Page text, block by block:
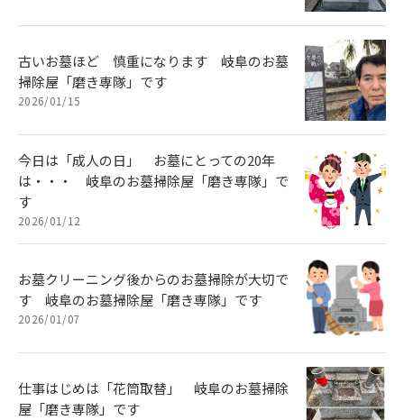
古いお墓ほど 慎重になります 岐阜のお墓
掃除屋「磨き専隊」です
2026/01/15
今日は「成人の日」 お墓にとっての20年
は・・・ 岐阜のお墓掃除屋「磨き専隊」で
す
2026/01/12
お墓クリーニング後からのお墓掃除が大切で
す 岐阜のお墓掃除屋「磨き専隊」です
2026/01/07
仕事はじめは「花筒取替」 岐阜のお墓掃除
屋「磨き専隊」です